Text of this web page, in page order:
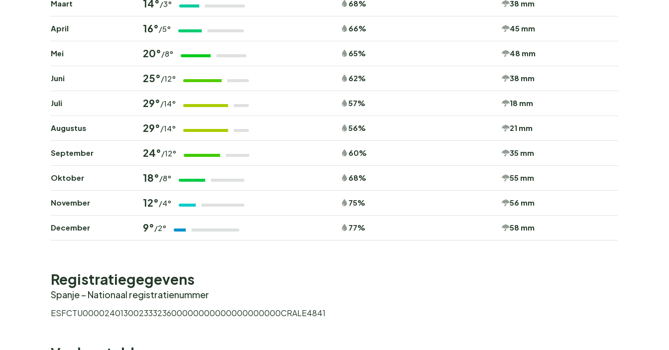
Maart 14° /3° 68% 38 mm
April 16° /5° 66% 45 mm
Mei 20° /8° 65% 48 mm
Juni 25° /12° 62% 38 mm
Juli 29° /14° 57% 18 mm
Augustus 29° /14° 56% 21 mm
September 24° /12° 60% 35 mm
Oktober 18° /8° 68% 55 mm
November 12° /4° 75% 56 mm
December 9° /2° 77% 58 mm
Registratiegegevens
Spanje – Nationaal registratienummer
ESFCTU00002401300233323600000000000000000000CRALE4841